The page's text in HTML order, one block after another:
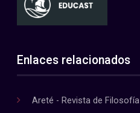
Enlaces relacionados
Areté - Revista de Filosofía